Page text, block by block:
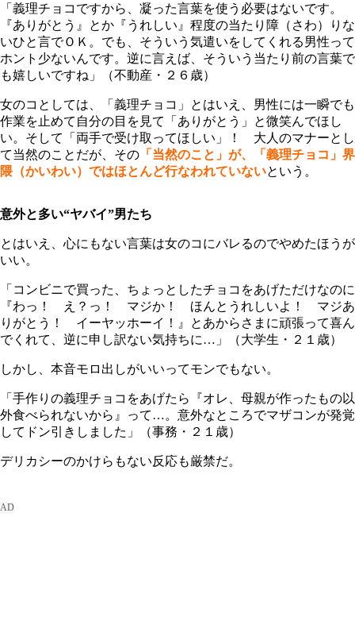
「義理チョコですから、凝った言葉を使う必要はないです。
『ありがとう』とか『うれしい』程度の当たり障（さわ）りな
いひと言でＯＫ。でも、そういう気遣いをしてくれる男性って
ホント少ないんです。逆に言えば、そういう当たり前の言葉で
も嬉しいですね」（不動産・２６歳）
女のコとしては、「義理チョコ」とはいえ、男性には一瞬でも
作業を止めて自分の目を見て「ありがとう」と微笑んでほし
い。そして「両手で受け取ってほしい」！ 大人のマナーとし
て当然のことだが、その 「当然のこと」が、「義理チョコ」界
隈（かいわい）ではほとんど行なわれていないという。
意外と多い“ヤバイ”男たち
とはいえ、心にもない言葉は女のコにバレるのでやめたほうが
いい。
「コンビニで買った、ちょっとしたチョコをあげただけなのに
『わっ！ え？っ！ マジか！ ほんとうれしいよ！ マジあ
りがとう！ イーヤッホーイ！』とあからさまに頑張って喜ん
でくれて、逆に申し訳ない気持ちに…」（大学生・２１歳）
しかし、本音モロ出しがいいってモンでもない。
「手作りの義理チョコをあげたら『オレ、母親が作ったもの以
外食べられないから』って…。意外なところでマザコンが発覚
してドン引きしました」（事務・２１歳）
デリカシーのかけらもない反応も厳禁だ。